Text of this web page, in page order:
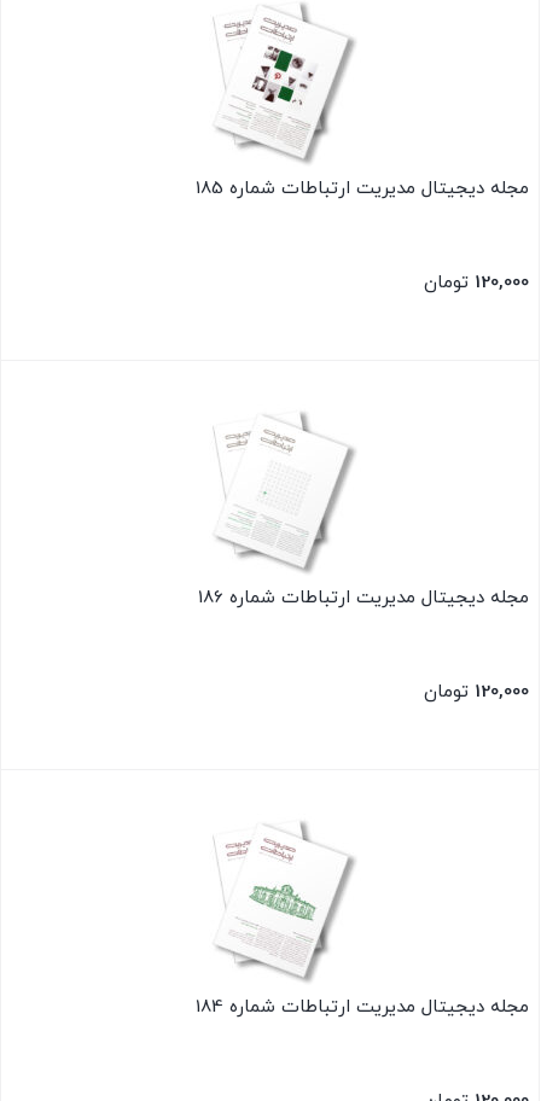
مجله دیجیتال مدیریت ارتباطات شماره 185
120,000 تومان
مجله دیجیتال مدیریت ارتباطات شماره 186
120,000 تومان
مجله دیجیتال مدیریت ارتباطات شماره 184